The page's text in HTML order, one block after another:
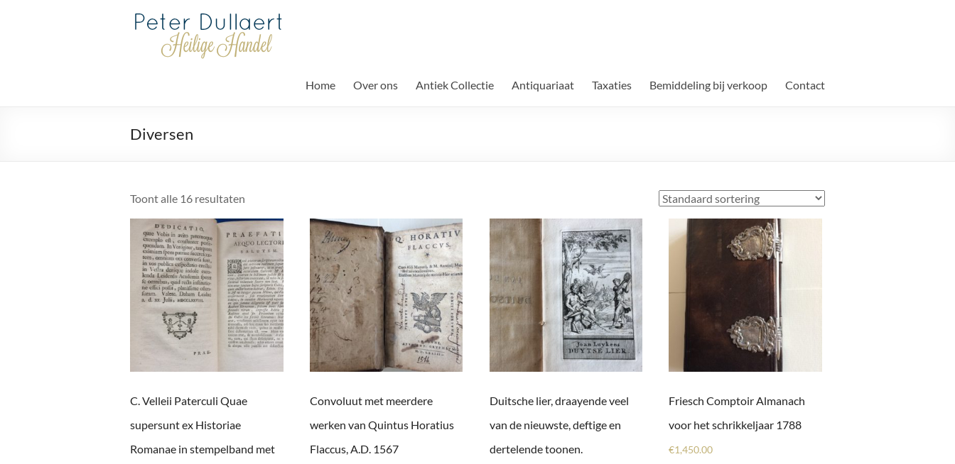
Heiligehandel
Welkom
Home Over ons Antiek Collectie Antiquariaat Taxaties Bemiddeling bij verkoop Contact
Diversen
Toont alle 16 resultaten
C. Velleii Paterculi Quae
supersunt ex Historiae
Romanae in stempelband met
Convoluut met meerdere
werken van Quintus Horatius
Flaccus, A.D. 1567
Duitsche lier, draayende veel
van de nieuwste, deftige en
dertelende toonen.
Friesch Comptoir Almanach
voor het schrikkeljaar 1788
€1,450.00